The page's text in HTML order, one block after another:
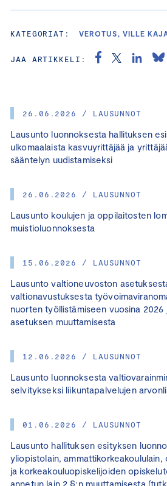
26.06.2026 / LAUSUNNOT
Lausunto luonnoksesta hallituksen
ulkomaalaista kasvuyrittäjää ja
sääntelyn uudistamiseksi
26.06.2026 / LAUSUNNOT
Lausunto koulujen ja oppilaitosten
muistioluonnoksesta
15.06.2026 / LAUSUNNOT
Lausunto valtioneuvoston
valtionavustuksesta
nuorten työllistämiseen vuosina 2026
asetuksen muuttamisesta
12.06.2026 / LAUSUNNOT
Lausunto luonnoksesta
selvitykseksi liikuntapalvelujen
01.06.2026 / LAUSUNNOT
Lausunto hallituksen esityksen
yliopistolain,
ja korkeakouluopiskelijoiden
annetun lain 2 §:n muuttamisesta
KATEGORIAT: VEROTUS, VILLE
JAA ARTIKKELI: